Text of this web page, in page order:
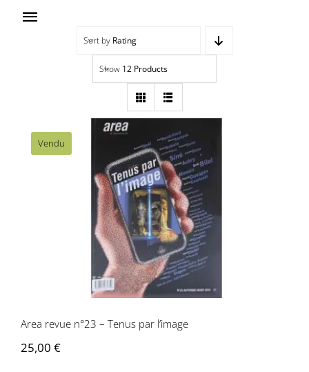
Toggle
Navigation
Artistes
À propos
Sort by Rating
Show 12 Products
Vendu
Area revue n°23 – Tenus par l’image
Area revue n°23 – Tenus par l’image
25,00 €